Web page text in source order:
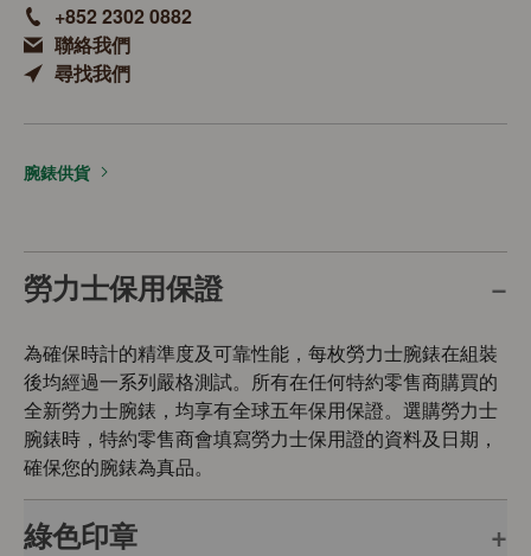
+852 2302 0882
聯絡我們
尋找我們
腕錶供貨
勞力士保用保證
為確保時計的精準度及可靠性能，每枚勞力士腕錶在組裝
後均經過一系列嚴格測試。所有在任何特約零售商購買的
全新勞力士腕錶，均享有全球五年保用保證。選購勞力士
腕錶時，特約零售商會填寫勞力士保用證的資料及日期，
確保您的腕錶為真品。
綠色印章